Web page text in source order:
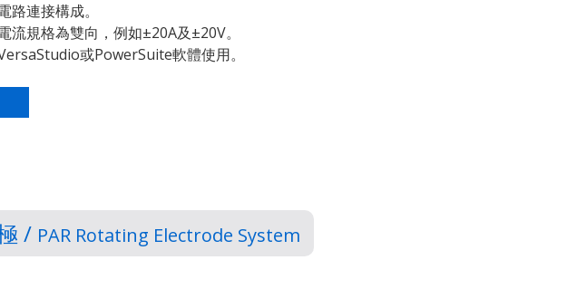
路連接構成。
流規格為雙向，例如±20A及±20V。
或PowerSuite軟體使用。
/ PAR Rotating Electrode System